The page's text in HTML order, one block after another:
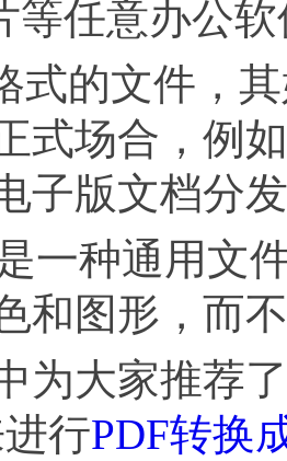
等任意办公
的文件，其
式场合，例
子版文档分
种通用文件
和图形，而
大家推荐了
行PDF转换